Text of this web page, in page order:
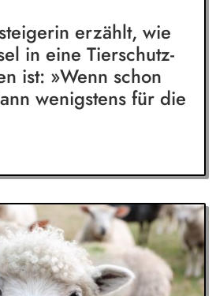
erzählt, wie
in eine Tierschutz-
ist: »Wenn schon
wenigstens für die